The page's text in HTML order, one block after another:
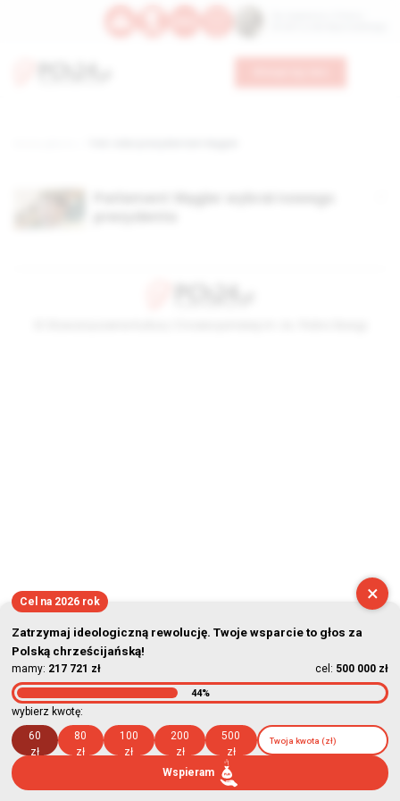
×
Cel na 2026 rok
Zatrzymaj ideologiczną rewolucję. Twoje wsparcie to głos za
Polską chrześcijańską!
mamy: 217 721 zł cel: 500 000 zł
44%
wybierz kwotę:
60
zł
80
zł
100
zł
200
zł
500
zł
Wspieram